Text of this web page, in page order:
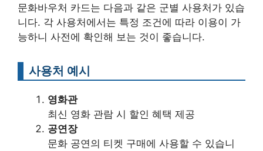
문화바우처 카드는 다음과 같은 군별 사용처가 있습
니다. 각 사용처에서는 특정 조건에 따라 이용이 가
능하니 사전에 확인해 보는 것이 좋습니다.
사용처 예시
영화관
최신 영화 관람 시 할인 혜택 제공
공연장
문화 공연의 티켓 구매에 사용할 수 있습니